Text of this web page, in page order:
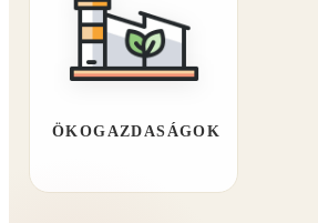
ÖKOGAZDASÁGOK